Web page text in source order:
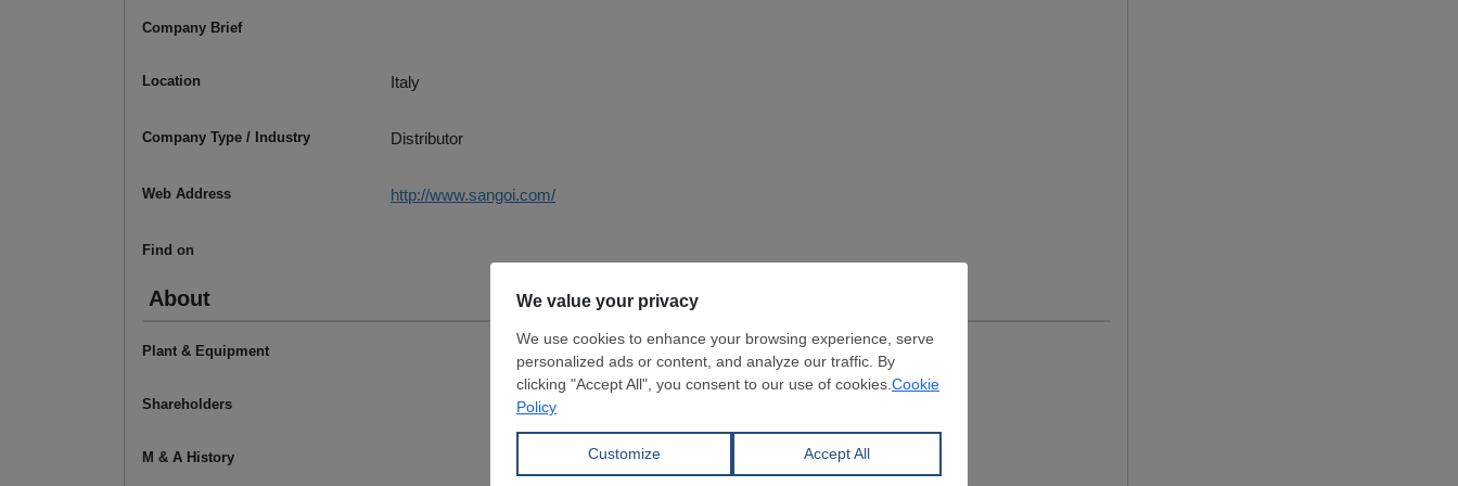
Company Brief
Location Italy
Company Type / Industry Distributor
Web Address http://www.sangoi.com/
Find on
About
Plant & Equipment
Shareholders
M & A History